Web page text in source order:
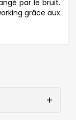
par le bruit.
grâce aux